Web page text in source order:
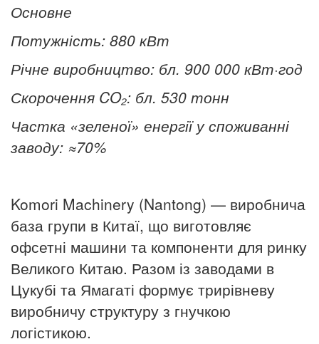
Основне
Потужність: 880 кВт
Річне виробництво: бл. 900 000 кВт·год
Скорочення CO₂: бл. 530 тонн
Частка «зеленої» енергії у споживанні
заводу: ≈70%
Komori Machinery (Nantong) — виробнича
база групи в Китаї, що виготовляє
офсетні машини та компоненти для ринку
Великого Китаю. Разом із заводами в
Цукубі та Ямагаті формує трирівневу
виробничу структуру з гнучкою
логістикою.